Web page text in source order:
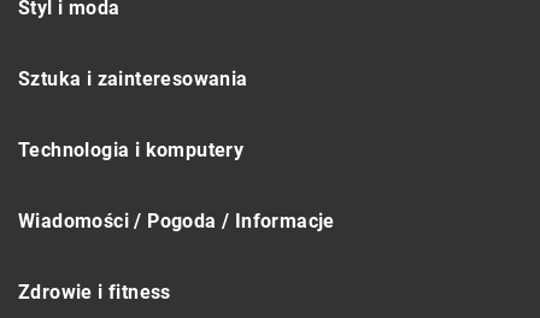
Styl i moda
Sztuka i zainteresowania
Technologia i komputery
Wiadomości / Pogoda / Informacje
Zdrowie i fitness